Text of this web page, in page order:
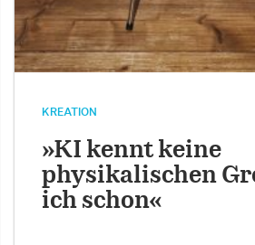
KREATION
»KI kennt keine
physikalischen
ich schon«